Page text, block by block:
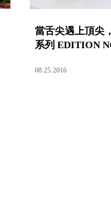
當舌尖遇上頂尖
系列 EDITION
08.25.2016